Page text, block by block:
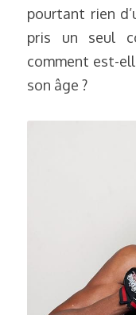
pourtant rien
pris un seul
comment est-
son âge ?